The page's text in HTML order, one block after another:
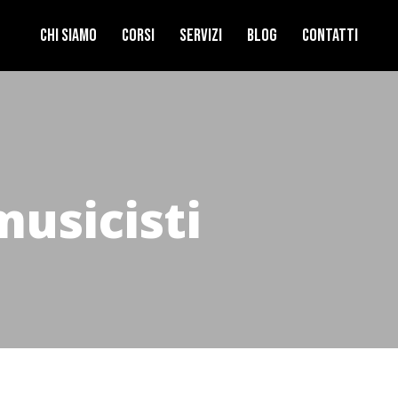
Chi Siamo Corsi Servizi Blog Contatti